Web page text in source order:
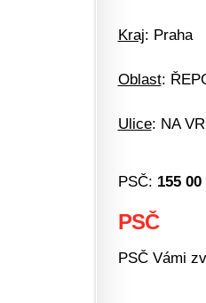
Kraj: Praha
Oblast:
Ulice: NA
PSČ: 155 00
PSČ
PSČ Vámi